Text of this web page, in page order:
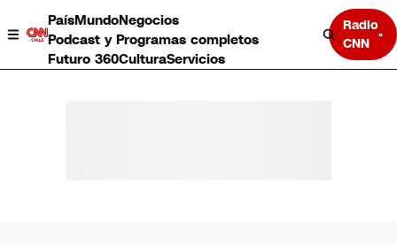
PaísMundoNegocios
Podcast y Programas completos
Futuro 360CulturaServicios
Radio
CNN